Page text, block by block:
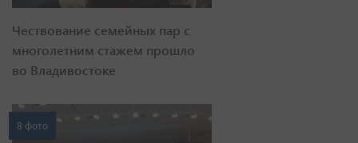
Чествование семейных пар с
многолетним стажем прошло
во Владивостоке
8 фото